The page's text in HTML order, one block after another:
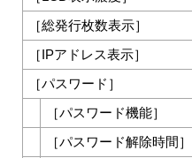
［総発行枚数表示］
［ IPアドレス表示］
［パスワード ］
［パスワード機能］
［パスワード解除時間 ］